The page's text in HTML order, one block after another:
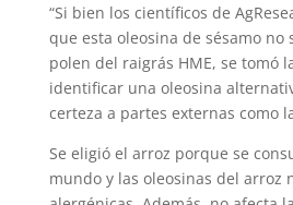
“Si bien los científicos de
que esta oleosina de sésamo no
polen del raigrás HME, se tomó
identificar una oleosina
certeza a partes externas como la
Se eligió el arroz porque se
mundo y las oleosinas del arroz